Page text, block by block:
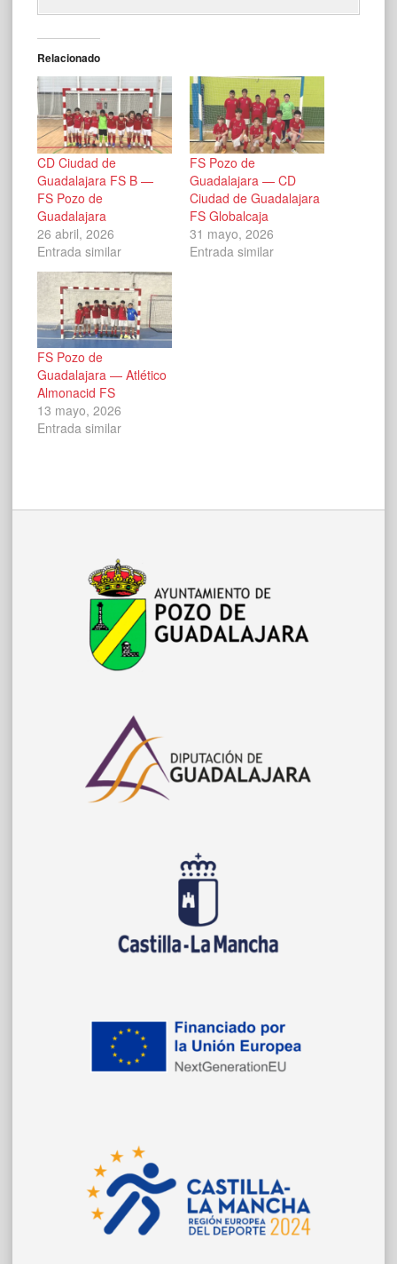
Relacionado
CD Ciudad de
Guadalajara FS B —
FS Pozo de
Guadalajara
26 abril, 2026
Entrada similar
FS Pozo de
Guadalajara — CD
Ciudad de Guadalajara
FS Globalcaja
31 mayo, 2026
Entrada similar
FS Pozo de
Guadalajara — Atlético
Almonacid FS
13 mayo, 2026
Entrada similar